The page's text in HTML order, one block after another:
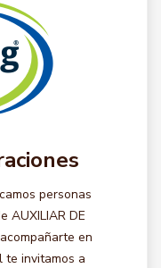
personas
AUXILIAR DE
en
te invitamos a